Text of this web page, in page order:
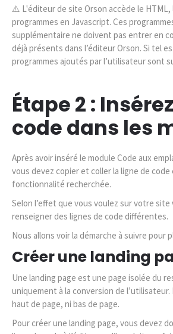
⚠️ L'éditeur de site Orson accède le HTML,
programmes en Javascript. Ces
supplémentaire ne doivent pas entrer en
déjà présents dans l’éditeur Orson. Si tel
programmes ajoutés par l’utilisateur sont
Étape 2 :
code dans les
Après avoir inséré le module Code aux
vous devez copier et coller la ligne de
fonctionnalité recherchée.
Selon l’effet que vous voulez sur votre
renseigner des lignes de code différentes.
Nous allons voir la démarche à suivre pour
Créer une landing
Une landing page est une page isolée du
uniquement à la conversion de
haut de page, ni bas de page.
Pour créer une landing page, vous devez